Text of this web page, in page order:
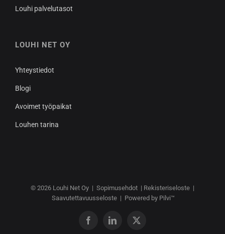
Louhi palvelutasot
LOUHI NET OY
Yhteystiedot
Blogi
Avoimet työpaikat
Louhen tarina
© 2026 Louhi Net Oy | Sopimusehdot | Rekisteriseloste |
Saavutettavuusseloste | Powered by Pilvi™
FacebookLinkedIn
X